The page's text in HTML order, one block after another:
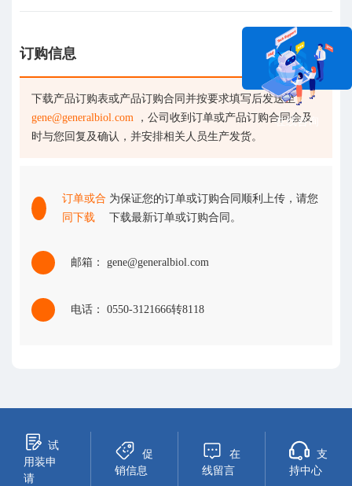
订购信息
下载产品订购表或产品订购合同并按要求填写后发送至
gene@generalbiol.com ，公司收到订单或产品订购合同会及
时与您回复及确认，并安排相关人员生产发货。
订单或合
同下载
为保证您的订单或订购合同顺利上传，请您
下载最新订单或订购合同。
邮箱： gene@generalbiol.com
电话： 0550-3121666转8118
试
用装申
请
促
销信息
在
线留言
支
持中心
在线咨询